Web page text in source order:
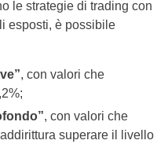
le strategie di trading con
esposti, è possibile
, con valori che
, con valori che
superare il livello